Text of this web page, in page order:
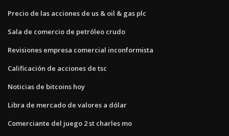
Precio de las acciones de us & oil & gas plc
Sala de comercio de petróleo crudo
Revisiones empresa comercial inconformista
Calificación de acciones de tsc
Noticias de bitcoins hoy
Libra de mercado de valores a dólar
Comerciante del juego 2 st charles mo